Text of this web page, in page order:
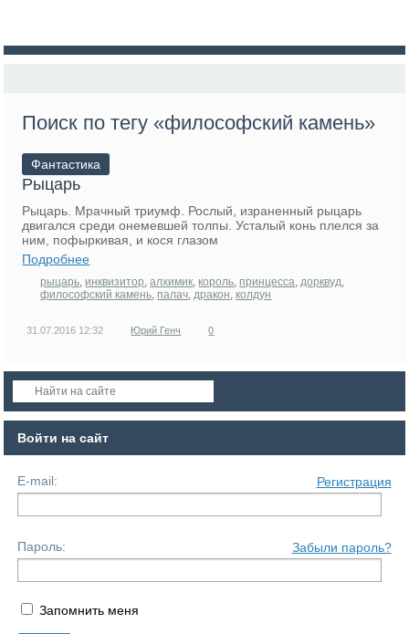
Поиск по тегу «философский камень»
Фантастика
Рыцарь
Рыцарь. Мрачный триумф. Рослый, израненный рыцарь
двигался среди онемевшей толпы. Усталый конь плелся за
ним, пофыркивая, и кося глазом
Подробнее
рыцарь, инквизитор,алхимик,король, принцесса,дорквуд,
философский камень, палач,дракон,колдун
31.07.2016 12:32 Юрий Генч 0
Войти на сайт
E-mail: Регистрация
Пароль: Забыли пароль?
Запомнить меня